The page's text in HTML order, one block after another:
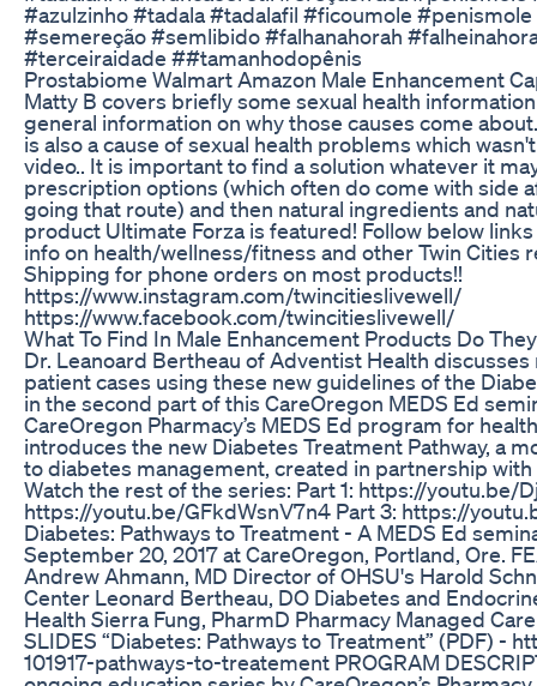
#azulzinho #tadala #tadalafil #ficoumole
#semereção #semlibido #falhanahorah
#terceiraidade ##tamanhodopênis
Prostabiome Walmart Amazon Male Enhancement
Matty B covers briefly some sexual health
general information on why those causes come
is also a cause of sexual health problems which
video.. It is important to find a solution whatever it
prescription options (which often do come with side
going that route) and then natural ingredients and
product Ultimate Forza is featured! Follow below
info on health/wellness/fitness and other Twin Cities
Shipping for phone orders on most products!!
https://www.instagram.com/twincitieslivewell/
https://www.facebook.com/twincitieslivewell/
What To Find In Male Enhancement Products Do
Dr. Leanoard Bertheau of Adventist Health
patient cases using these new guidelines of the
in the second part of this CareOregon MEDS Ed
CareOregon Pharmacy’s MEDS Ed program for
introduces the new Diabetes Treatment Pathway, a
to diabetes management, created in partnership
Watch the rest of the series: Part 1: https://youtu.be/
https://youtu.be/GFkdWsnV7n4 Part 3: https://
Diabetes: Pathways to Treatment - A MEDS Ed
September 20, 2017 at CareOregon, Portland, Ore.
Andrew Ahmann, MD Director of OHSU's Harold
Center Leonard Bertheau, DO Diabetes and
Health Sierra Fung, PharmD Pharmacy Managed
SLIDES “Diabetes: Pathways to Treatment” (PDF) -
101917-pathways-to-treatement PROGRAM